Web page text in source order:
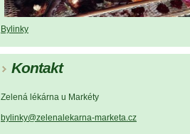
Bylinky
Kontakt
Zelená lékárna u Markéty
bylinky@zelenalekarna-marketa.cz